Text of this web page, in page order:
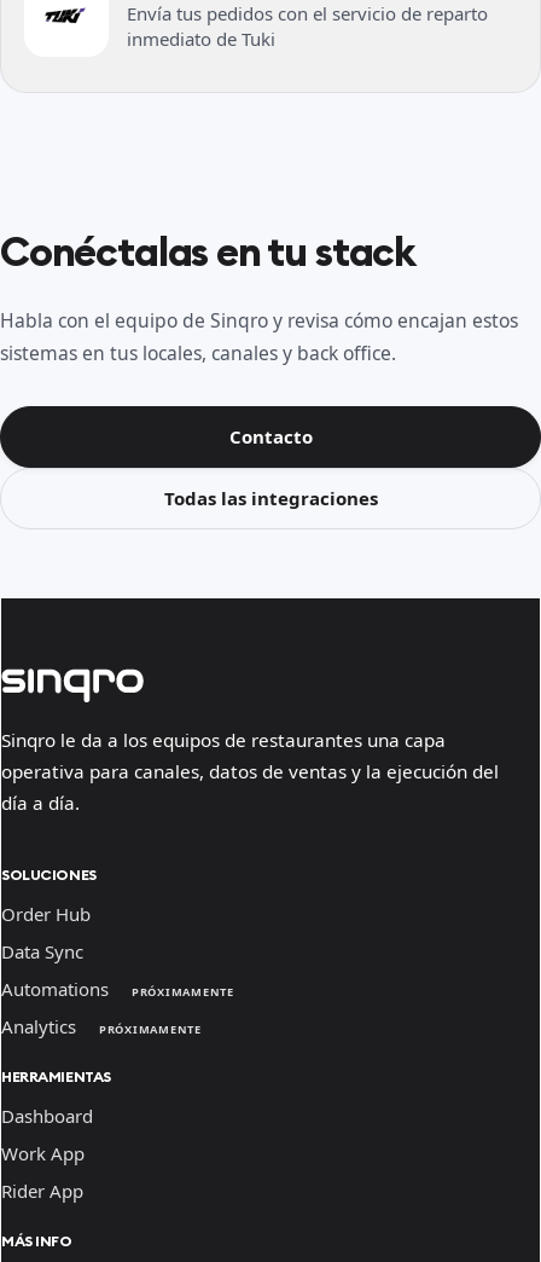
Envía tus pedidos con el servicio de reparto
inmediato de Tuki
Conéctalas en tu stack
Habla con el equipo de Sinqro y revisa cómo encajan estos
sistemas en tus locales, canales y back office.
Contacto
Todas las integraciones
Sinqro le da a los equipos de restaurantes una capa
operativa para canales, datos de ventas y la ejecución del
día a día.
SOLUCIONES
Order Hub
Data Sync
Automations
PRÓXIMAMENTE
Analytics PRÓXIMAMENTE
HERRAMIENTAS
Dashboard
Work App
Rider App
MÁS INFO